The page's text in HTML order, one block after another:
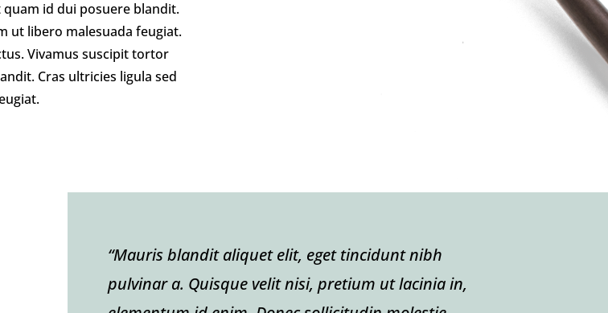
id dui posuere blandit.
ut libero malesuada feugiat.
Vivamus suscipit tortor
Cras ultricies ligula sed
“Mauris blandit aliquet elit, eget tincidunt nibh
pulvinar a. Quisque velit nisi, pretium ut lacinia in,